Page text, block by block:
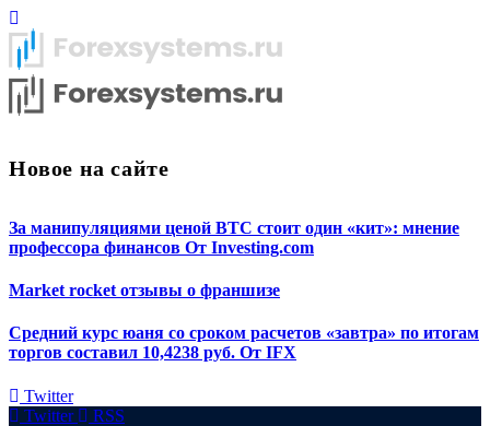
Новое на сайте
За манипуляциями ценой BTC стоит один «кит»: мнение
профессора финансов От Investing.com
Market rocket отзывы о франшизе
Средний курс юаня со сроком расчетов «завтра» по итогам
торгов составил 10,4238 руб. От IFX
Twitter
Twitter
RSS